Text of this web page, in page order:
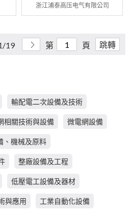
浙江浦泰高压电气有限公司
19 第 頁 跳轉
輸配電二次設備及技術
相關技術與設備 微電網設備
、機械及原料
整廠設備及工程
低壓電工設備及器材
與應用 工業自動化設備